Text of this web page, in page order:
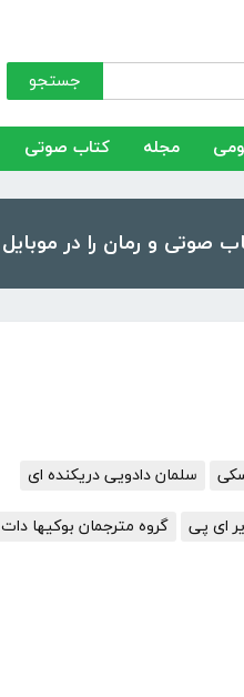
جستجو
مجله کتاب صوتی
سلمان دادویی دریکنده ای
ای پی گروه مترجمان بوکیها